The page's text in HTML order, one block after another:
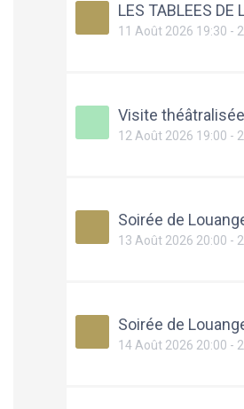
LES TABLEES DE
11 Août 2026 19:30 -
Visite théâtralisée
12 Août 2026 19:00 -
Soirée de
13 Août 2026 20:00 -
Soirée de
14 Août 2026 20:00 -